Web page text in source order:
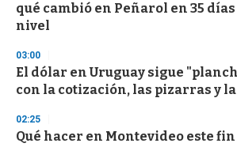
qué cambió en Peñarol en 35
nivel
03:00
El dólar en Uruguay sigue
con la cotización, las pizarras y
02:25
Qué hacer en Montevideo este